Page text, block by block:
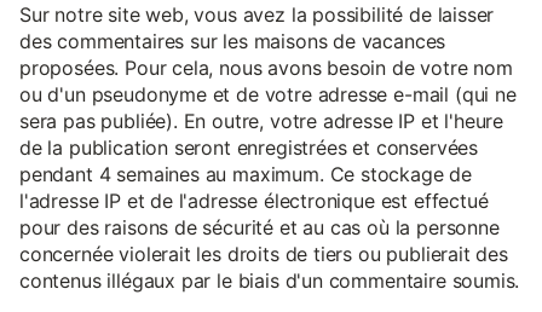
Sur notre site web, vous avez la possibilité de laisser
des commentaires sur les maisons de vacances
proposées. Pour cela, nous avons besoin de votre nom
ou d'un pseudonyme et de votre adresse e-mail (qui ne
sera pas publiée). En outre, votre adresse IP et l'heure
de la publication seront enregistrées et conservées
pendant 4 semaines au maximum. Ce stockage de
l'adresse IP et de l'adresse électronique est effectué
pour des raisons de sécurité et au cas où la personne
concernée violerait les droits de tiers ou publierait des
contenus illégaux par le biais d'un commentaire soumis.